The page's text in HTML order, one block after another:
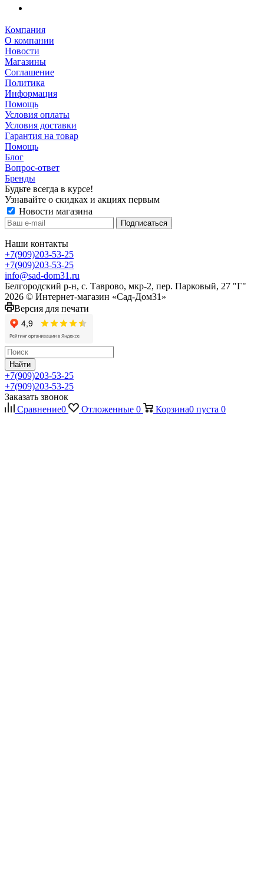
Компания
О компании
Новости
Магазины
Соглашение
Политика
Информация
Помощь
Условия оплаты
Условия доставки
Гарантия на товар
Помощь
Блог
Вопрос-ответ
Бренды
Будьте всегда в курсе!
Узнавайте о скидках и акциях первым
Новости магазина
Наши контакты
+7(909)203-53-25
+7(909)203-53-25
info@sad-dom31.ru
Белгородский р-н, с. Таврово, мкр-2, пер. Парковый, 27 "Г"
2026 © Интернет-магазин «Сад-Дом31»
Версия для печати
Найти
+7(909)203-53-25
+7(909)203-53-25
Заказать звонок
Сравнение0 Отложенные 0 Корзина0 пуста 0